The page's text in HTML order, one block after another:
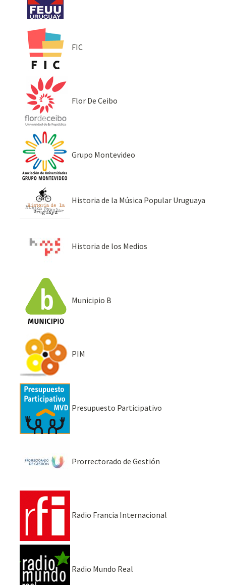
FIC
Flor De Ceibo
Grupo Montevideo
Historia de la Música Popular Uruguaya
Historia de los Medios
Municipio B
PIM
Presupuesto Participativo
Prorrectorado de Gestión
Radio Francia Internacional
Radio Mundo Real